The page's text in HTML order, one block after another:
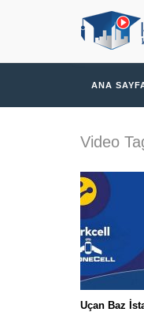
ANA
Video
Uçan Baz